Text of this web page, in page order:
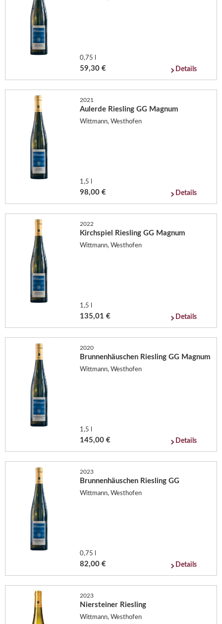
0,75 l
59,30 € Details
2021
Aulerde Riesling GG Magnum
Wittmann, Westhofen
1,5 l
98,00 € Details
2022
Kirchspiel Riesling GG Magnum
Wittmann, Westhofen
1,5 l
135,01 € Details
2020
Brunnenhäuschen Riesling GG Magnum
Wittmann, Westhofen
1,5 l
145,00 € Details
2023
Brunnenhäuschen Riesling GG
Wittmann, Westhofen
0,75 l
82,00 € Details
2023
Niersteiner Riesling
Wittmann, Westhofen